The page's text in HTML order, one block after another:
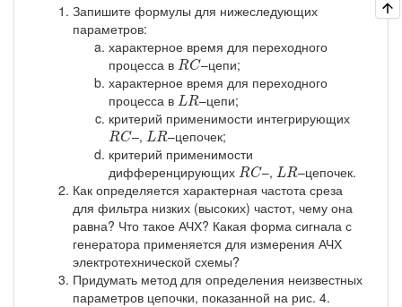
Запишите формулы для нижеследующих
параметров:
характерное время для переходного
процесса в RC
RC–цепи;
характерное время для переходного
процесса в LR
LR–цепи;
критерий применимости интегрирующих
RC
RC–, LR
LR–цепочек;
критерий применимости
дифференцирующих RC
RC–, LR
LR–цепочек.
Как определяется характерная частота среза
для фильтра низких (высоких) частот, чему она
равна? Что такое АЧХ? Какая форма сигнала с
генератора применяется для измерения АЧХ
электротехнической схемы?
Придумать метод для определения неизвестных
параметров цепочки, показанной на рис. 4.